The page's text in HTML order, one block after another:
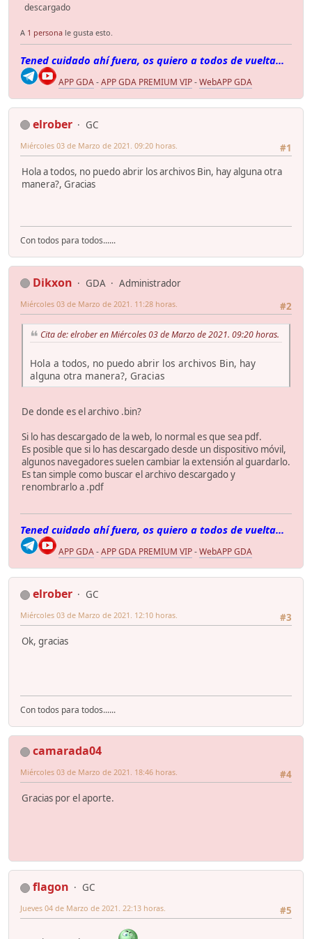
descargado
A 1 persona le gusta esto.
Tened cuidado ahí fuera, os quiero a todos de vuelta...
APP GDA-APP GDA PREMIUM VIP-WebAPP GDA
elrober
GC
#1
Miércoles 03 de Marzo de 2021. 09:20 horas.
Hola a todos, no puedo abrir los archivos Bin, hay alguna otra
manera?, Gracias
Con todos para todos......
Dikxon GDA
Administrador
#2
Miércoles 03 de Marzo de 2021. 11:28 horas.
Cita de: elrober en Miércoles 03 de Marzo de 2021. 09:20 horas.
Hola a todos, no puedo abrir los archivos Bin, hay
alguna otra manera?, Gracias
De donde es el archivo .bin?
Si lo has descargado de la web, lo normal es que sea pdf.
Es posible que si lo has descargado desde un dispositivo móvil,
algunos navegadores suelen cambiar la extensión al guardarlo.
Es tan simple como buscar el archivo descargado y
renombrarlo a .pdf
Tened cuidado ahí fuera, os quiero a todos de vuelta...
APP GDA-APP GDA PREMIUM VIP-WebAPP GDA
elrober
GC
#3
Miércoles 03 de Marzo de 2021. 12:10 horas.
Ok, gracias
Con todos para todos......
camarada04
#4
Miércoles 03 de Marzo de 2021. 18:46 horas.
Gracias por el aporte.
flagon
GC
#5
Jueves 04 de Marzo de 2021. 22:13 horas.